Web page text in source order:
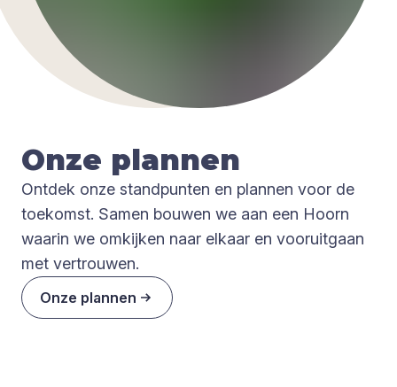
Onze plan­nen
Ontdek onze standpunten en plannen voor de
toekomst. Samen bouwen we aan een Hoorn
waarin we omkijken naar elkaar en vooruitgaan
met vertrouwen.
Onze plannen